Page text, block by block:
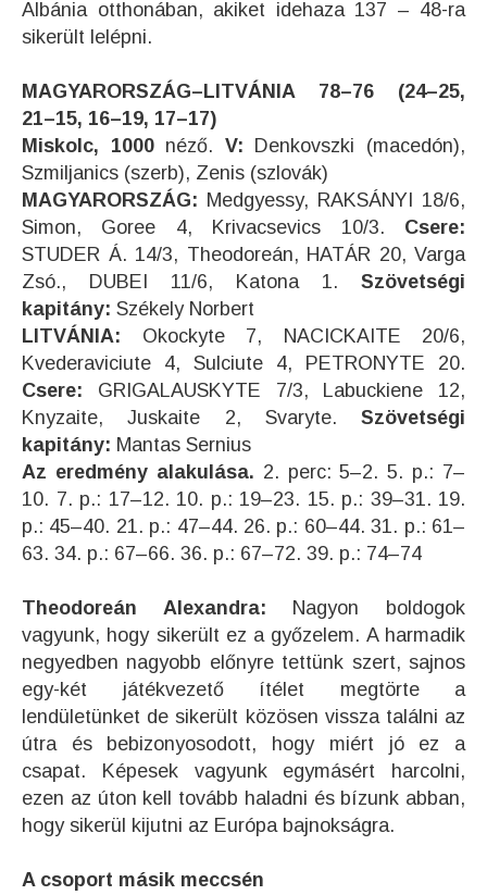
Albánia otthonában, akiket idehaza 137 – 48-ra
sikerült lelépni.
MAGYARORSZÁG–LITVÁNIA 78–76 (24–25,
21–15, 16–19, 17–17)
Miskolc, 1000néző. V: Denkovszki (macedón),
Szmiljanics (szerb), Zenis (szlovák)
MAGYARORSZÁG: Medgyessy, RAKSÁNYI 18/6,
Simon, Goree 4, Krivacsevics 10/3. Csere:
STUDER Á. 14/3, Theodoreán, HATÁR 20, Varga
Zsó., DUBEI 11/6, Katona 1. Szövetségi
kapitány: Székely Norbert
LITVÁNIA: Okockyte 7, NACICKAITE 20/6,
Kvederaviciute 4, Sulciute 4, PETRONYTE 20.
Csere: GRIGALAUSKYTE 7/3, Labuckiene 12,
Knyzaite, Juskaite 2, Svaryte. Szövetségi
kapitány: Mantas Sernius
Az eredmény alakulása. 2. perc: 5–2. 5. p.: 7–
10. 7. p.: 17–12. 10. p.: 19–23. 15. p.: 39–31. 19.
p.: 45–40. 21. p.: 47–44. 26. p.: 60–44. 31. p.: 61–
63. 34. p.: 67–66. 36. p.: 67–72. 39. p.: 74–74
Theodoreán Alexandra: Nagyon boldogok
vagyunk, hogy sikerült ez a győzelem. A harmadik
negyedben nagyobb előnyre tettünk szert, sajnos
egy-két játékvezető ítélet megtörte a
lendületünket de sikerült közösen vissza találni az
útra és bebizonyosodott, hogy miért jó ez a
csapat. Képesek vagyunk egymásért harcolni,
ezen az úton kell tovább haladni és bízunk abban,
hogy sikerül kijutni az Európa bajnokságra.
A csoport másik meccsén